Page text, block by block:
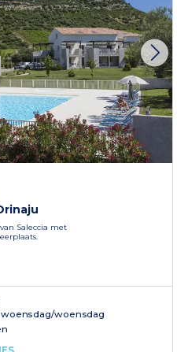
Saleccia met
woensdag